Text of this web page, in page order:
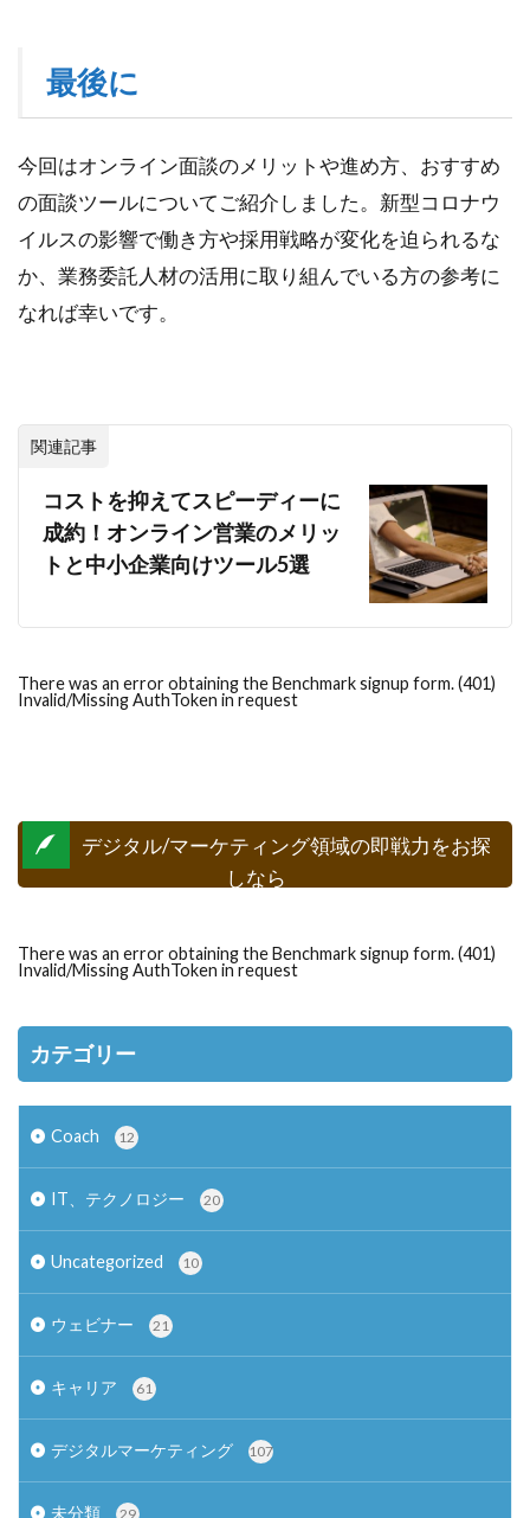
最後に
今回はオンライン面談のメリットや進め方、おすすめ
の面談ツールについてご紹介しました。新型コロナウ
イルスの影響で働き方や採用戦略が変化を迫られるな
か、業務委託人材の活用に取り組んでいる方の参考に
なれば幸いです。
関連記事
コストを抑えてスピーディーに
成約！オンライン営業のメリッ
トと中小企業向けツール5選
There was an error obtaining the Benchmark signup form. (401)
Invalid/Missing AuthToken in request
デジタル/マーケティング領域の即戦力をお探
しなら
There was an error obtaining the Benchmark signup form. (401)
Invalid/Missing AuthToken in request
カテゴリー
Coach 12
IT、テクノロジー 20
Uncategorized 10
ウェビナー 21
キャリア 61
デジタルマーケティング 107
未分類 29